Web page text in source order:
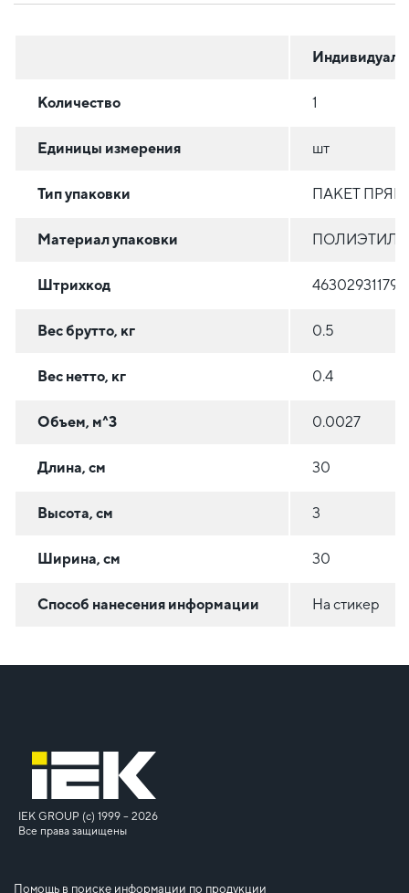
Количество 1
Единицы измерения шт
Тип упаковки ПАКЕТ
Материал упаковки
Штрихкод
Вес брутто, кг 0.5
Вес нетто, кг 0.4
Объем, м^3 0.0027
Длина, см 30
Высота, см 3
Ширина, см 30
Способ нанесения информации На стикер
IEK GROUP (c) 1999 – 2026
Все права защищены
Помощь в поиске информации по продукции